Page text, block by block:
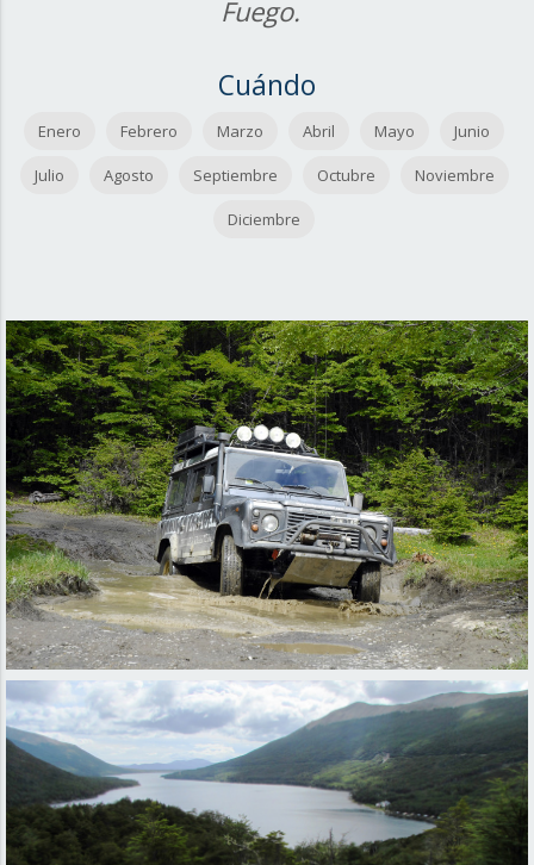
Fuego.
Cuándo
Enero Febrero Marzo Abril Mayo Junio
Julio Agosto Septiembre Octubre Noviembre
Diciembre